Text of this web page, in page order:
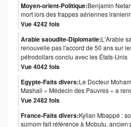
Moyen-orient-Politique:Benjamin
mort lors des frappes aériennes
Vue 4242 fois
Arabie saoudite-Diplomatie:L'Arabie
renouvelle pas l'accord de 50 ans sur
pétrodollars conclu avec les États-Unis
Vue 4042 fois
Egypte-Faits divers:Le Docteur
Mashali « Médecin des Pauvres » a
Vue 2482 fois
France-Faits divers:Kylian Mbappé :
surnom fait référence à Mobutu, ancien